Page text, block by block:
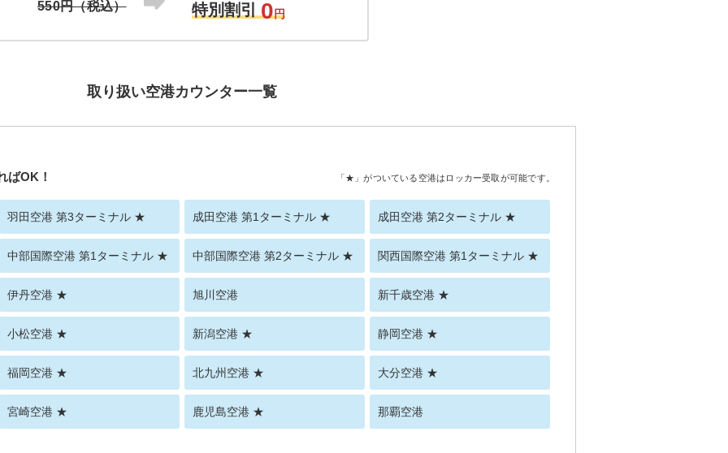
550円（税込）
特別割引
0円
取り扱い空港カウンター一覧
ばOK！ 「★」がついている空港はロッカー受取が可能です。
羽田空港 第3ターミナル ★ 成田空港 第1ターミナル ★ 成田空港 第2ターミナル ★
中部国際空港 第1ターミナル ★ 中部国際空港 第2ターミナル ★ 関西国際空港 第1ターミナル ★
伊丹空港 ★ 旭川空港 新千歳空港 ★
小松空港 ★ 新潟空港 ★ 静岡空港 ★
福岡空港 ★ 北九州空港 ★ 大分空港 ★
宮崎空港 ★ 鹿児島空港 ★ 那覇空港